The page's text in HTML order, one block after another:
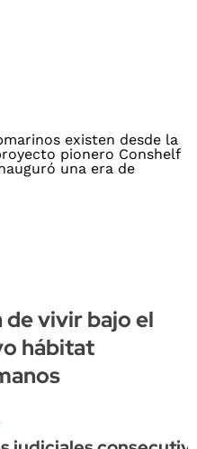
de vivir bajo el
hábitat